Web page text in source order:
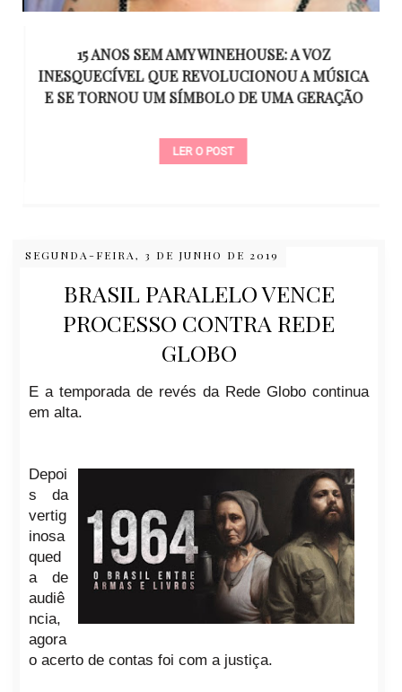
15 ANOS SEM AMY WINEHOUSE: A VOZ
INESQUECÍVEL QUE REVOLUCIONOU A MÚSICA
E SE TORNOU UM SÍMBOLO DE UMA GERAÇÃO
LER O POST
SEGUNDA-FEIRA, 3 DE JUNHO DE 2019
BRASIL PARALELO VENCE
PROCESSO CONTRA REDE
GLOBO
E a temporada de revés da Rede Globo continua
em alta.
Depoi
s da
vertig
inosa
qued
a de
audiê
ncia,
agora
o acerto de contas foi com a justiça.